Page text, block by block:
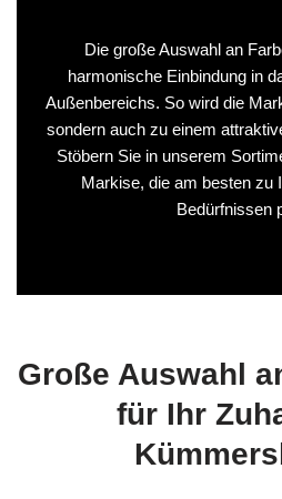
Die große Auswahl an
harmonische Einbindung in
Außenbereichs. So wird die
sondern auch zu einem
Stöbern Sie in unserem
Markise, die am besten zu
Bedürfnissen
Große Auswahl
für Ihr